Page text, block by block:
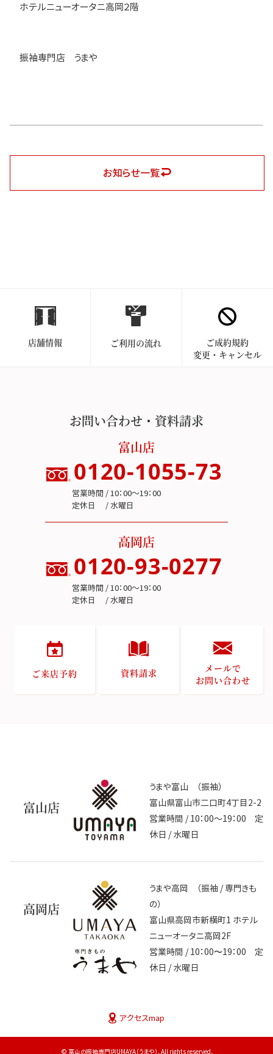
ホテルニューオータニ高岡２階
振袖専門店 うまや
お知らせ一覧
店舗情報 ご利用の流れ
ご成約規約
変更・キャンセル
お問い合わせ・資料請求
富山店
0120-1055-73
営業時間 / 10：00～19：00
定休日 / 水曜日
高岡店
0120-93-0277
営業時間 / 10：00～19：00
定休日 / 水曜日
ご来店予約 資料請求
メールで
お問い合わせ
富山店
うまや富山 （振袖）
富山県富山市二口町4丁目2-2
営業時間 / 10：00～19：00 定
休日 / 水曜日
高岡店
うまや高岡 （振袖 / 専門きも
の）
富山県高岡市新横町1 ホテル
ニューオータニ高岡2F
営業時間 / 10：00〜19：00 定
休日 / 水曜日
アクセスmap
© 富山の振袖専門店UMAYA（うまや）. All rights reserved.